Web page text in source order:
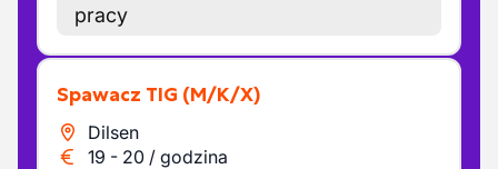
pracy
Spawacz TIG (M/K/X)
Dilsen
19 - 20 / godzina